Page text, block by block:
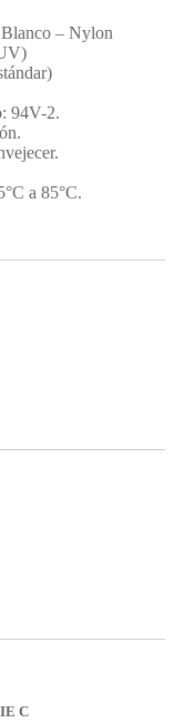
– Nylon
94V-2.
a 85°C.
C